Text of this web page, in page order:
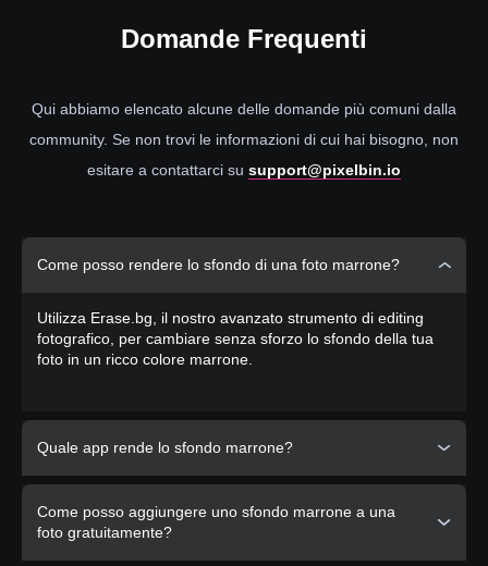
Domande Frequenti
Qui abbiamo elencato alcune delle domande più comuni dalla
community. Se non trovi le informazioni di cui hai bisogno, non
esitare a contattarci su support@pixelbin.io
Come posso rendere lo sfondo di una foto marrone?
Utilizza Erase.bg, il nostro avanzato strumento di editing
fotografico, per cambiare senza sforzo lo sfondo della tua
foto in un ricco colore marrone.
Quale app rende lo sfondo marrone?
tue foto, offrendo una soluzione user-friendly ed efficace.
Come posso aggiungere uno sfondo marrone a una
foto gratuitamente?